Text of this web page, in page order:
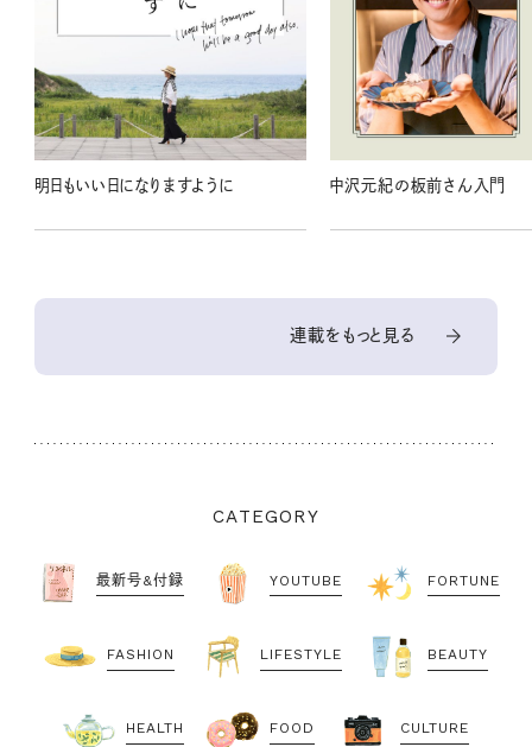
明日もいい日になりますように 中沢元紀の板前さん入門
連載をもっと見る
CATEGORY
最新号&付録 YOUTUBE FORTUNE
FASHION LIFESTYLE BEAUTY
HEALTH FOOD CULTURE